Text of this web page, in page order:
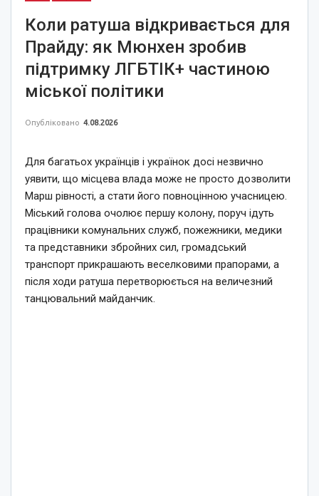
Коли ратуша відкривається для
Прайду: як Мюнхен зробив
підтримку ЛГБТІК+ частиною
міської політики
Опубліковано 4.08.2026
Для багатьох українців і українок досі незвично
уявити, що місцева влада може не просто дозволити
Марш рівності, а стати його повноцінною учасницею.
Міський голова очолює першу колону, поруч ідуть
працівники комунальних служб, пожежники, медики
та представники збройних сил, громадський
транспорт прикрашають веселковими прапорами, а
після ходи ратуша перетворюється на величезний
танцювальний майданчик.